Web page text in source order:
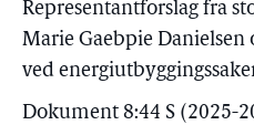
Representantforslag fra
Marie Gaebpie Danielsen
ved
Dokument 8:44 S (2025-